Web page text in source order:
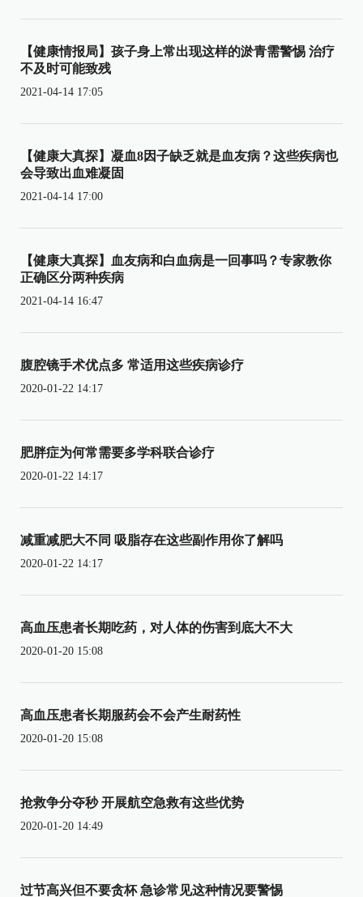
【健康情报局】孩子身上常出现这样的淤青需警惕 治疗
不及时可能致残
2021-04-14 17:05
【健康大真探】凝血8因子缺乏就是血友病？这些疾病也
会导致出血难凝固
2021-04-14 17:00
【健康大真探】血友病和白血病是一回事吗？专家教你
正确区分两种疾病
2021-04-14 16:47
腹腔镜手术优点多 常适用这些疾病诊疗
2020-01-22 14:17
肥胖症为何常需要多学科联合诊疗
2020-01-22 14:17
减重减肥大不同 吸脂存在这些副作用你了解吗
2020-01-22 14:17
高血压患者长期吃药，对人体的伤害到底大不大
2020-01-20 15:08
高血压患者长期服药会不会产生耐药性
2020-01-20 15:08
抢救争分夺秒 开展航空急救有这些优势
2020-01-20 14:49
过节高兴但不要贪杯 急诊常见这种情况要警惕